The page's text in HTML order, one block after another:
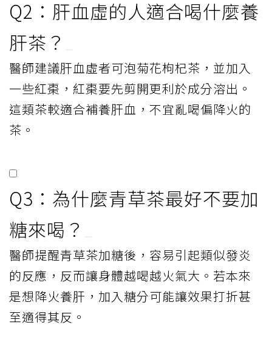
Q2：肝血虛的人適合喝什麼養
肝茶？
醫師建議肝血虛者可泡菊花枸杞茶，並加入
一些紅棗，紅棗要先剪開更利於成分溶出。
這類茶較適合補養肝血，不宜亂喝偏降火的
茶。
Q3：為什麼青草茶最好不要加
糖來喝？
醫師提醒青草茶加糖後，容易引起類似發炎
的反應，反而讓身體越喝越火氣大。若本來
是想降火養肝，加入糖分可能讓效果打折甚
至適得其反。